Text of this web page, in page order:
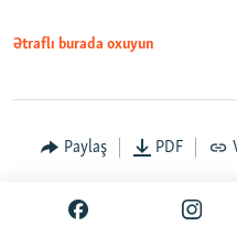
Ətraflı burada oxuyun
Paylaş PDF